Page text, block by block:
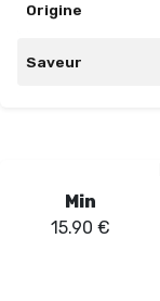
Origine
Saveur
Min
15.90 €